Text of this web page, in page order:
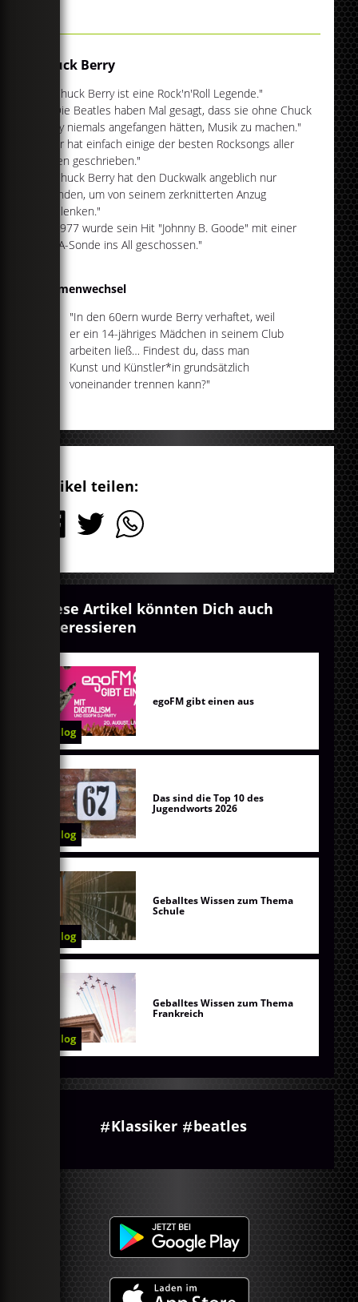
Chuck Berry
"Chuck Berry ist eine Rock'n'Roll Legende."
"Die Beatles haben Mal gesagt, dass sie ohne Chuck
Berry niemals angefangen hätten, Musik zu machen."
"Er hat einfach einige der besten Rocksongs aller
Zeiten geschrieben."
"Chuck Berry hat den Duckwalk angeblich nur
erfunden, um von seinem zerknitterten Anzug
abzulenken."
"1977 wurde sein Hit "Johnny B. Goode" mit einer
NASA-Sonde ins All geschossen."
Themenwechsel
"In den 60ern wurde Berry verhaftet, weil
er ein 14-jähriges Mädchen in seinem Club
arbeiten ließ… Findest du, dass man
Kunst und Künstler*in grundsätzlich
voneinander trennen kann?"
Artikel teilen:
Diese Artikel könnten Dich auch
interessieren
Blog
egoFM gibt einen aus
Blog
Das sind die Top 10 des
Jugendworts 2026
Blog
Geballtes Wissen zum Thema
Schule
Blog
Geballtes Wissen zum Thema
Frankreich
Klassiker beatles